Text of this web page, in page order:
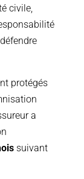
civile,
protégés
a
suivant